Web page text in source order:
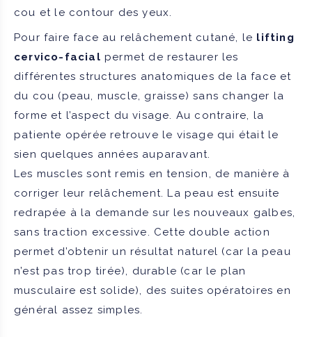
cou et le contour des yeux.
Pour faire face au relâchement cutané, le lifting
cervico-facial permet de restaurer les
différentes structures anatomiques de la face et
du cou (peau, muscle, graisse) sans changer la
forme et l’aspect du visage. Au contraire, la
patiente opérée retrouve le visage qui était le
sien quelques années auparavant.
Les muscles sont remis en tension, de manière à
corriger leur relâchement. La peau est ensuite
redrapée à la demande sur les nouveaux galbes,
sans traction excessive. Cette double action
permet d’obtenir un résultat naturel (car la peau
n’est pas trop tirée), durable (car le plan
musculaire est solide), des suites opératoires en
général assez simples.